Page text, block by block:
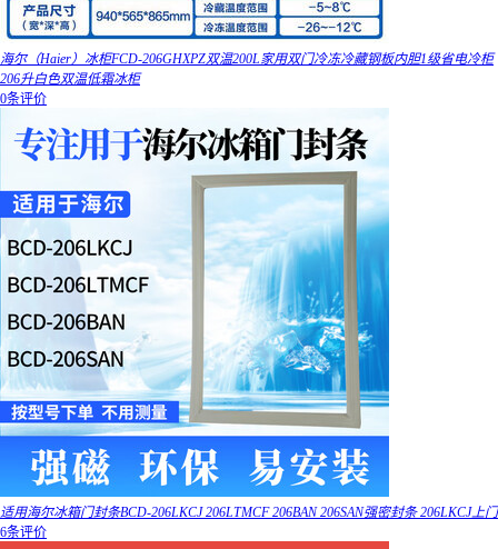
海尔（Haier）冰柜FCD-206GHXPZ双温200L家用双门冷冻冷藏钢板内胆1级省电冷柜
206升白色双温低霜冰柜
0条评价
适用海尔冰箱门封条BCD-206LKCJ 206LTMCF 206BAN 206SAN强密封条 206LKCJ上门
6条评价